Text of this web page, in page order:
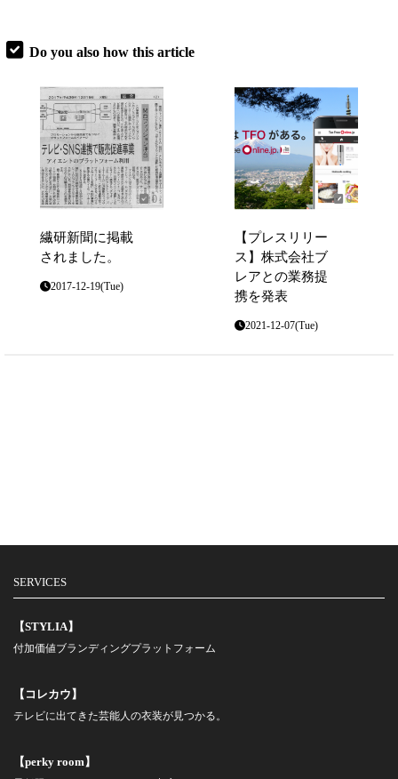
Do you also how this article
0
繊研新聞に掲載
されました。
2017-12-19(Tue)
0
【プレスリリー
ス】株式会社ブ
レアとの業務提
携を発表
2021-12-07(Tue)
SERVICES
【STYLIA】
付加価値ブランディングプラットフォーム
【コレカウ】
テレビに出てきた芸能人の衣装が見つかる。
【perky room】